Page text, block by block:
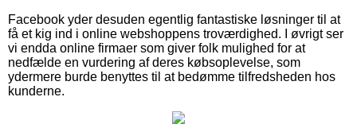
Facebook yder desuden egentlig fantastiske løsninger til at
få et kig ind i online webshoppens troværdighed. I øvrigt ser
vi endda online firmaer som giver folk mulighed for at
nedfælde en vurdering af deres købsoplevelse, som
ydermere burde benyttes til at bedømme tilfredsheden hos
kunderne.